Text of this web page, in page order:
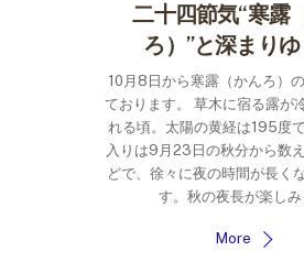
二十四節気“寒露
ろ）”と深まり
10月8日から寒露（かんろ）
ております。 草木に宿る露が
れる頃。太陽の黄経は195度
入りは9月23日の秋分から数
どで、徐々に夜の時間が長く
す。秋の夜長が楽し
More